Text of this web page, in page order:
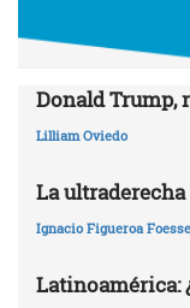
Donald Trump,
Lilliam Oviedo
La
Ignacio Figueroa
Latinoamérica: